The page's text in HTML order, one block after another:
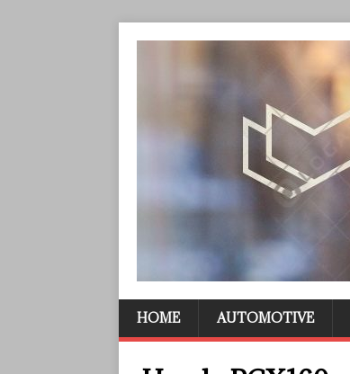
HOME AUTOMOTIVE